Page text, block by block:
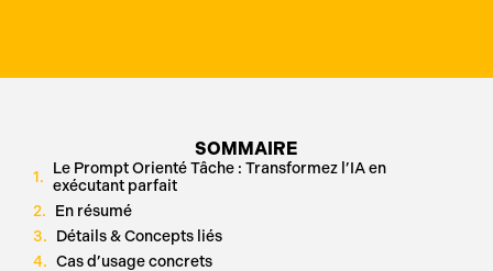
SOMMAIRE
Le Prompt Orienté Tâche : Transformez l’IA en
exécutant parfait
En résumé
Détails & Concepts liés
Cas d’usage concrets